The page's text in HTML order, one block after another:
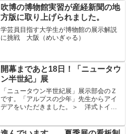
れがＳＡや紫金山とまじって、総合的な
楽しい場所にしなきゃという...
吹博の博物館実習が産経新聞の地
方版に取り上げられました。
学芸員目指す大学生が博物館の展示解説
に挑戦 大阪（めいぎゃる）
開幕まであと18日！「ニュータウ
ン半世紀」展
「ニュータウン半世紀展」展示部会のＺ
です。「アルプスの少年」先生からアイ
デアをいただきました。＞ 洋式トイ
か。いずれも備え付で、購入の必要があ